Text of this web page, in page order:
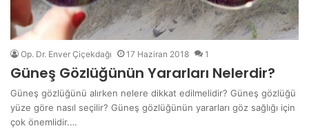
Op. Dr. Enver Çiçekdağı 17 Haziran 2018 1
Güneş Gözlüğünün Yararları Nelerdir?
Güneş gözlüğünü alırken nelere dikkat edilmelidir? Güneş gözlüğü
yüze göre nasıl seçilir? Güneş gözlüğünün yararları göz sağlığı için
çok önemlidir.…